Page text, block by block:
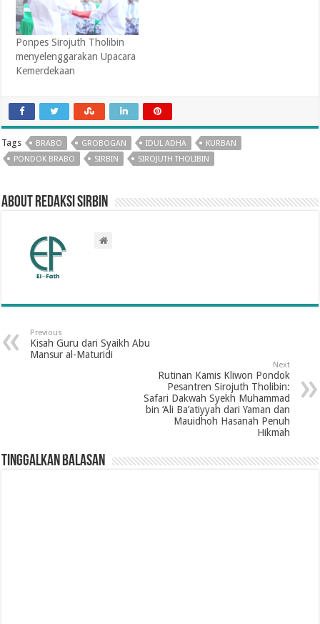
Ponpes Sirojuth Tholibin
menyelenggarakan Upacara
Kemerdekaan
Tags BRABO GROBOGAN IDUL ADHA
KURBAN
PONDOK BRABO
SIRBIN SIROJUTH THOLIBIN
About Redaksi Sirbin
Previous
Kisah Guru dari Syaikh Abu
Mansur al-Maturidi
Next
Rutinan Kamis Kliwon Pondok
Pesantren Sirojuth Tholibin:
Safari Dakwah Syekh Muhammad
bin ‘Ali Ba’atiyyah dari Yaman dan
Mauidhoh Hasanah Penuh
Hikmah
Tinggalkan Balasan